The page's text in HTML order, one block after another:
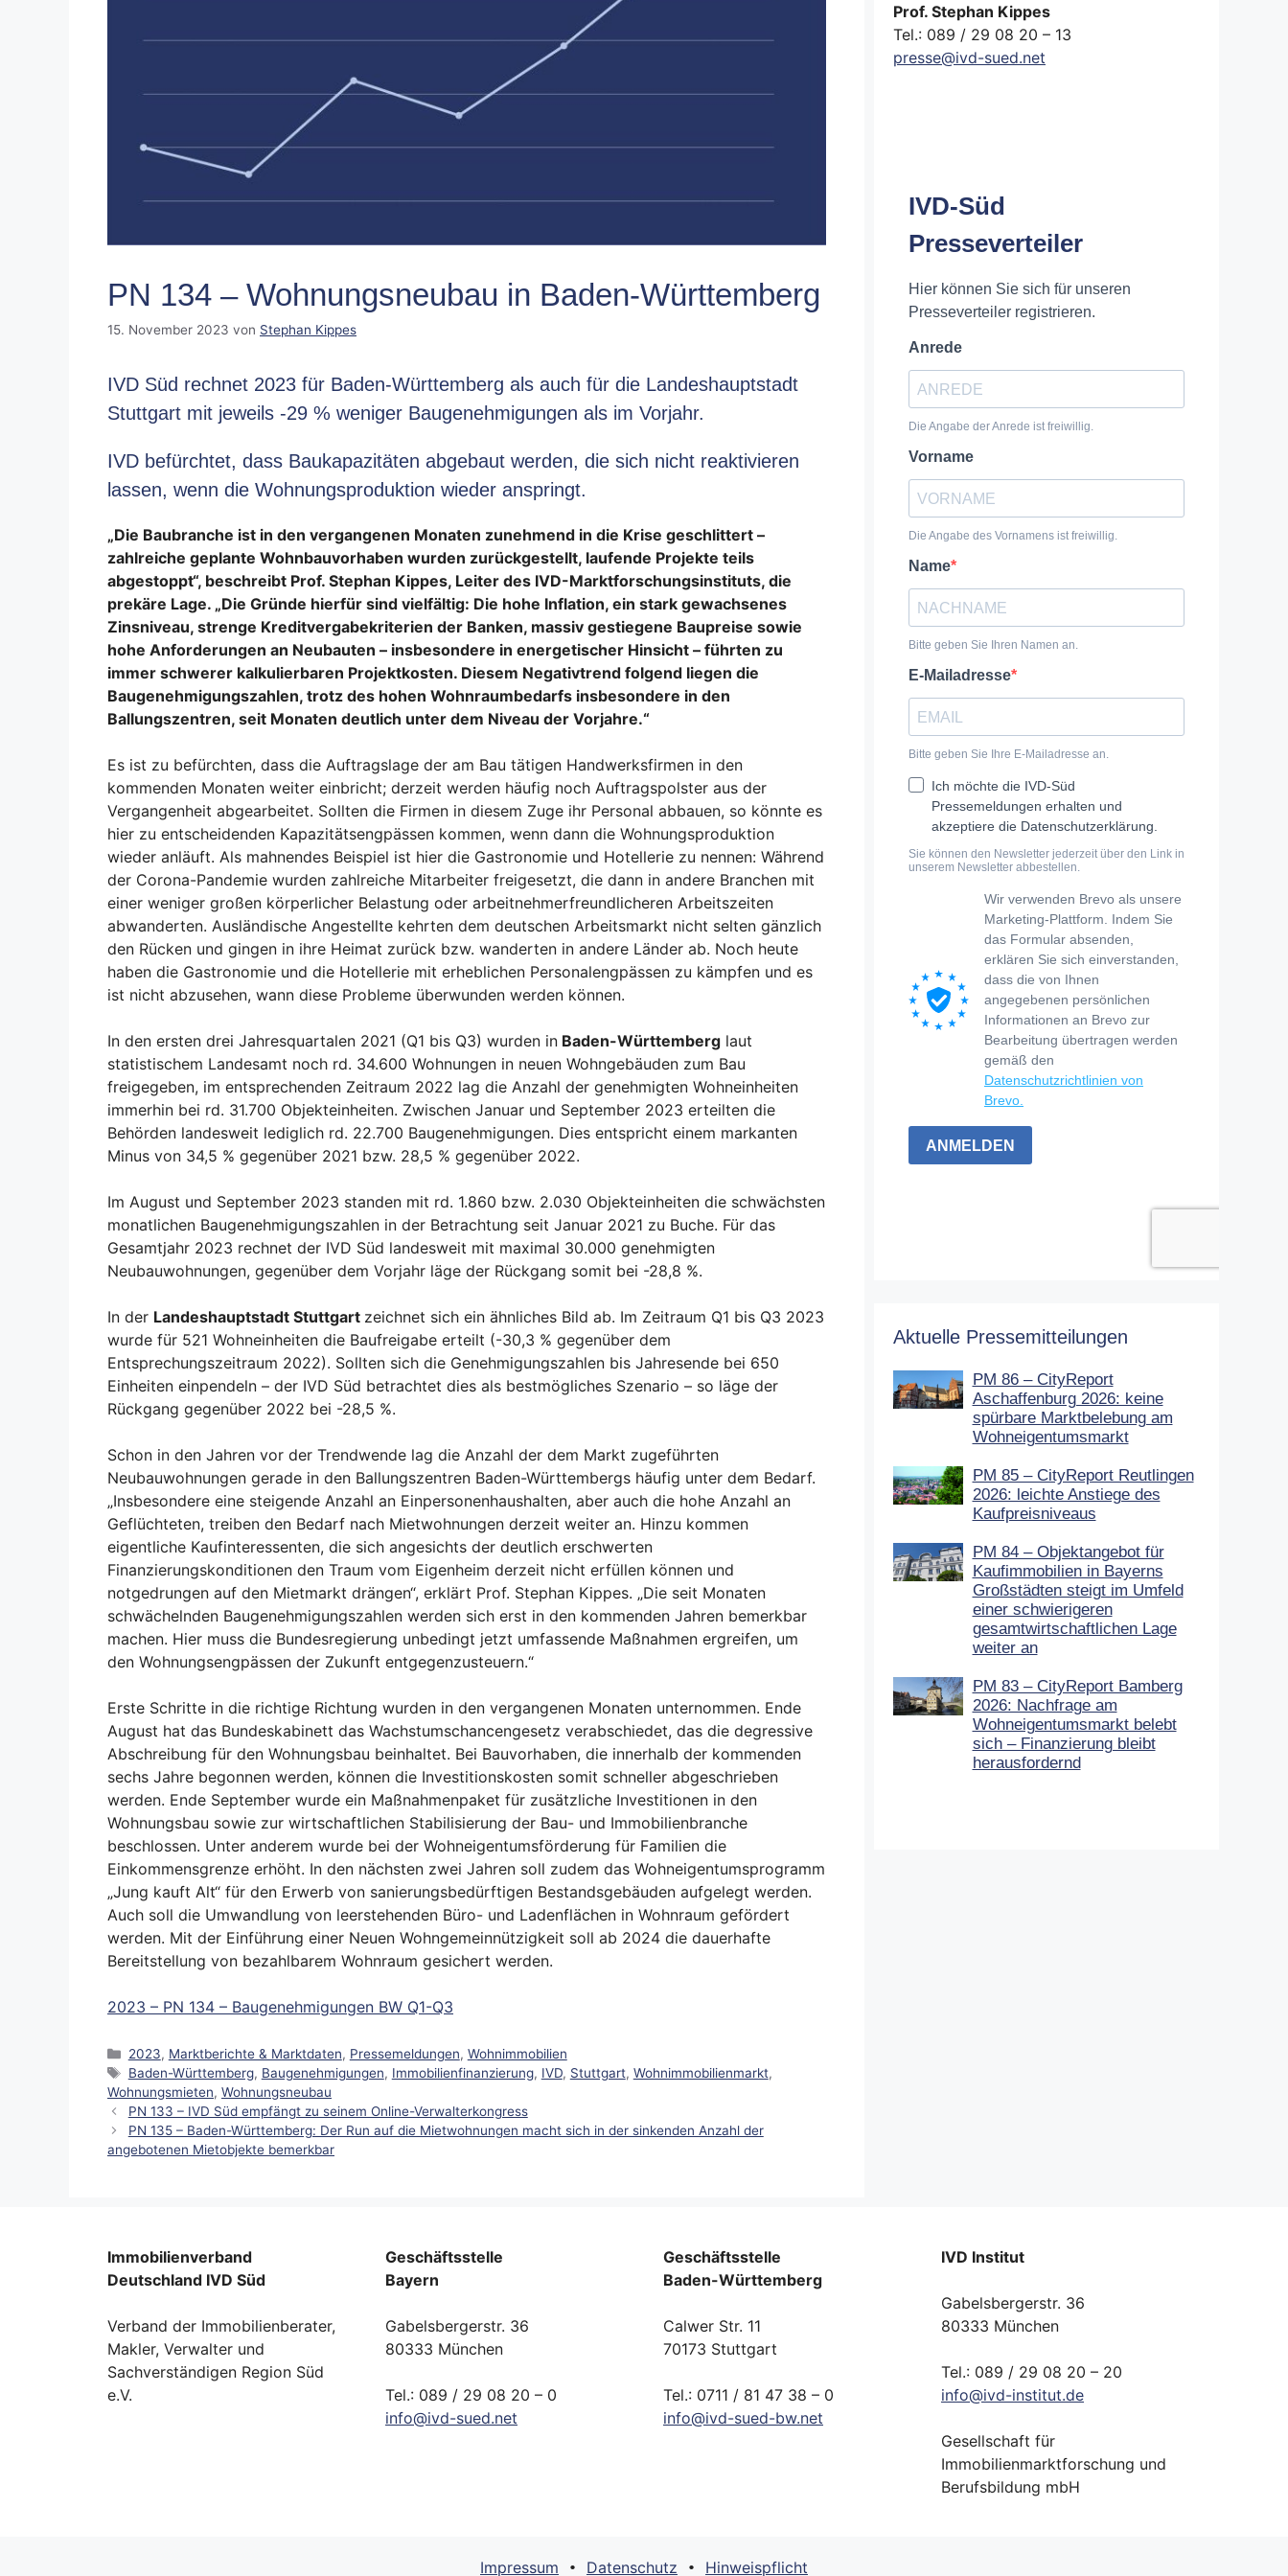
PN 134 – Wohnungsneubau in Baden-Württemberg
15. November 2023 von Stephan Kippes
IVD Süd rechnet 2023 für Baden-Württemberg als auch für die Landeshauptstadt
Stuttgart mit jeweils -29 % weniger Baugenehmigungen als im Vorjahr.
IVD befürchtet, dass Baukapazitäten abgebaut werden, die sich nicht reaktivieren
lassen, wenn die Wohnungsproduktion wieder anspringt.
„Die Baubranche ist in den vergangenen Monaten zunehmend in die Krise geschlittert –
zahlreiche geplante Wohnbauvorhaben wurden zurückgestellt, laufende Projekte teils
abgestoppt“, beschreibt Prof. Stephan Kippes, Leiter des IVD-Marktforschungsinstituts, die
prekäre Lage. „Die Gründe hierfür sind vielfältig: Die hohe Inflation, ein stark gewachsenes
Zinsniveau, strenge Kreditvergabekriterien der Banken, massiv gestiegene Baupreise sowie
hohe Anforderungen an Neubauten – insbesondere in energetischer Hinsicht – führten zu
immer schwerer kalkulierbaren Projektkosten. Diesem Negativtrend folgend liegen die
Baugenehmigungszahlen, trotz des hohen Wohnraumbedarfs insbesondere in den
Ballungszentren, seit Monaten deutlich unter dem Niveau der Vorjahre.“
Es ist zu befürchten, dass die Auftragslage der am Bau tätigen Handwerksfirmen in den
kommenden Monaten weiter einbricht; derzeit werden häufig noch Auftragspolster aus der
Vergangenheit abgearbeitet. Sollten die Firmen in diesem Zuge ihr Personal abbauen, so könnte es
hier zu entscheidenden Kapazitätsengpässen kommen, wenn dann die Wohnungsproduktion
wieder anläuft. Als mahnendes Beispiel ist hier die Gastronomie und Hotellerie zu nennen: Während
der Corona-Pandemie wurden zahlreiche Mitarbeiter freigesetzt, die dann in andere Branchen mit
einer weniger großen körperlicher Belastung oder arbeitnehmerfreundlicheren Arbeitszeiten
abwanderten. Ausländische Angestellte kehrten dem deutschen Arbeitsmarkt nicht selten gänzlich
den Rücken und gingen in ihre Heimat zurück bzw. wanderten in andere Länder ab. Noch heute
haben die Gastronomie und die Hotellerie mit erheblichen Personalengpässen zu kämpfen und es
ist nicht abzusehen, wann diese Probleme überwunden werden können.
In den ersten drei Jahresquartalen 2021 (Q1 bis Q3) wurden in Baden-Württemberg laut
statistischem Landesamt noch rd. 34.600 Wohnungen in neuen Wohngebäuden zum Bau
freigegeben, im entsprechenden Zeitraum 2022 lag die Anzahl der genehmigten Wohneinheiten
immerhin bei rd. 31.700 Objekteinheiten. Zwischen Januar und September 2023 erteilten die
Behörden landesweit lediglich rd. 22.700 Baugenehmigungen. Dies entspricht einem markanten
Minus von 34,5 % gegenüber 2021 bzw. 28,5 % gegenüber 2022.
Im August und September 2023 standen mit rd. 1.860 bzw. 2.030 Objekteinheiten die schwächsten
monatlichen Baugenehmigungszahlen in der Betrachtung seit Januar 2021 zu Buche. Für das
Gesamtjahr 2023 rechnet der IVD Süd landesweit mit maximal 30.000 genehmigten
Neubauwohnungen, gegenüber dem Vorjahr läge der Rückgang somit bei -28,8 %.
In der Landeshauptstadt Stuttgart zeichnet sich ein ähnliches Bild ab. Im Zeitraum Q1 bis Q3 2023
wurde für 521 Wohneinheiten die Baufreigabe erteilt (-30,3 % gegenüber dem
Entsprechungszeitraum 2022). Sollten sich die Genehmigungszahlen bis Jahresende bei 650
Einheiten einpendeln – der IVD Süd betrachtet dies als bestmögliches Szenario – so läge der
Rückgang gegenüber 2022 bei -28,5 %.
Schon in den Jahren vor der Trendwende lag die Anzahl der dem Markt zugeführten
Neubauwohnungen gerade in den Ballungszentren Baden-Württembergs häufig unter dem Bedarf.
„Insbesondere eine steigende Anzahl an Einpersonenhaushalten, aber auch die hohe Anzahl an
Geflüchteten, treiben den Bedarf nach Mietwohnungen derzeit weiter an. Hinzu kommen
eigentliche Kaufinteressenten, die sich angesichts der deutlich erschwerten
Finanzierungskonditionen den Traum vom Eigenheim derzeit nicht erfüllen können und
notgedrungen auf den Mietmarkt drängen“, erklärt Prof. Stephan Kippes. „Die seit Monaten
schwächelnden Baugenehmigungszahlen werden sich erst in den kommenden Jahren bemerkbar
machen. Hier muss die Bundesregierung unbedingt jetzt umfassende Maßnahmen ergreifen, um
den Wohnungsengpässen der Zukunft entgegenzusteuern.“
Erste Schritte in die richtige Richtung wurden in den vergangenen Monaten unternommen. Ende
August hat das Bundeskabinett das Wachstumschancengesetz verabschiedet, das die degressive
Abschreibung für den Wohnungsbau beinhaltet. Bei Bauvorhaben, die innerhalb der kommenden
sechs Jahre begonnen werden, können die Investitionskosten somit schneller abgeschrieben
werden. Ende September wurde ein Maßnahmenpaket für zusätzliche Investitionen in den
Wohnungsbau sowie zur wirtschaftlichen Stabilisierung der Bau- und Immobilienbranche
beschlossen. Unter anderem wurde bei der Wohneigentumsförderung für Familien die
Einkommensgrenze erhöht. In den nächsten zwei Jahren soll zudem das Wohneigentumsprogramm
„Jung kauft Alt“ für den Erwerb von sanierungsbedürftigen Bestandsgebäuden aufgelegt werden.
Auch soll die Umwandlung von leerstehenden Büro- und Ladenflächen in Wohnraum gefördert
werden. Mit der Einführung einer Neuen Wohngemeinnützigkeit soll ab 2024 die dauerhafte
Bereitstellung von bezahlbarem Wohnraum gesichert werden.
2023 – PN 134 – Baugenehmigungen BW Q1-Q3
Kategorien
2023, Marktberichte & Marktdaten, Pressemeldungen, Wohnimmobilien
Schlagwörter
Baden-Württemberg, Baugenehmigungen, Immobilienfinanzierung, IVD, Stuttgart, Wohnimmobilienmarkt,
Wohnungsmieten, Wohnungsneubau
PN 133 – IVD Süd empfängt zu seinem Online-Verwalterkongress
PN 135 – Baden-Württemberg: Der Run auf die Mietwohnungen macht sich in der sinkenden Anzahl der
angebotenen Mietobjekte bemerkbar
Prof. Stephan Kippes
Tel.: 089 / 29 08 20 – 13
presse@ivd-sued.net
Aktuelle Pressemitteilungen
PM 86 – CityReport
Aschaffenburg 2026: keine
spürbare Marktbelebung am
Wohneigentumsmarkt
PM 85 – CityReport Reutlingen
2026: leichte Anstiege des
Kaufpreisniveaus
PM 84 – Objektangebot für
Kaufimmobilien in Bayerns
Großstädten steigt im Umfeld
einer schwierigeren
gesamtwirtschaftlichen Lage
weiter an
PM 83 – CityReport Bamberg
2026: Nachfrage am
Wohneigentumsmarkt belebt
sich – Finanzierung bleibt
herausfordernd
Immobilienverband
Deutschland IVD Süd
Verband der Immobilienberater,
Makler, Verwalter und
Sachverständigen Region Süd
e.V.
Geschäftsstelle
Bayern
Gabelsbergerstr. 36
80333 München
Tel.: 089 / 29 08 20 – 0
info@ivd-sued.net
Geschäftsstelle
Baden-Württemberg
Calwer Str. 11
70173 Stuttgart
Tel.: 0711 / 81 47 38 – 0
info@ivd-sued-bw.net
IVD Institut
Gabelsbergerstr. 36
80333 München
Tel.: 089 / 29 08 20 – 20
info@ivd-institut.de
Gesellschaft für
Immobilienmarktforschung und
Berufsbildung mbH
Impressum • Datenschutz • Hinweispflicht